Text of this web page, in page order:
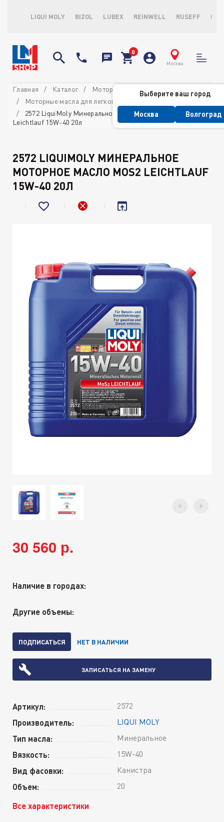
LIQUI MOLY BIZOL LUBEX REINWELL RUSEFF
Москва
Выберите ваш город
Москва Волгоград
Главная Каталог
Моторные масла
Моторные масла для легковых автомобилей
2572 LiquiMoly Минеральное моторное масло MoS2
Leichtlauf 15W-40 20л
2572 LIQUIMOLY МИНЕРАЛЬНОЕ
МОТОРНОЕ МАСЛО MOS2 LEICHTLAUF
15W-40 20Л
30 560 р.
Наличие в городах:
Другие объемы:
ПОДПИСАТЬСЯ НЕТ В НАЛИЧИИ
ЗАПИСАТЬСЯ НА ЗАМЕНУ
Артикул: 2572
Производитель: LIQUI MOLY
Тип масла: Минеральное
Вязкость: 15W-40
Вид фасовки: Канистра
Объем: 20
Все характеристики